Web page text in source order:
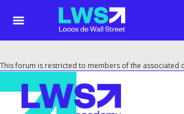
This forum is restricted to members of the associated